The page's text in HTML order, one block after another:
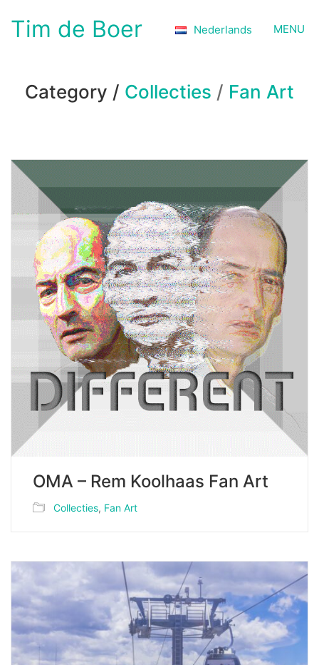
Tim de Boer Nederlands MENU
Category / Collecties / Fan Art
OMA – Rem Koolhaas Fan Art
Collecties, Fan Art